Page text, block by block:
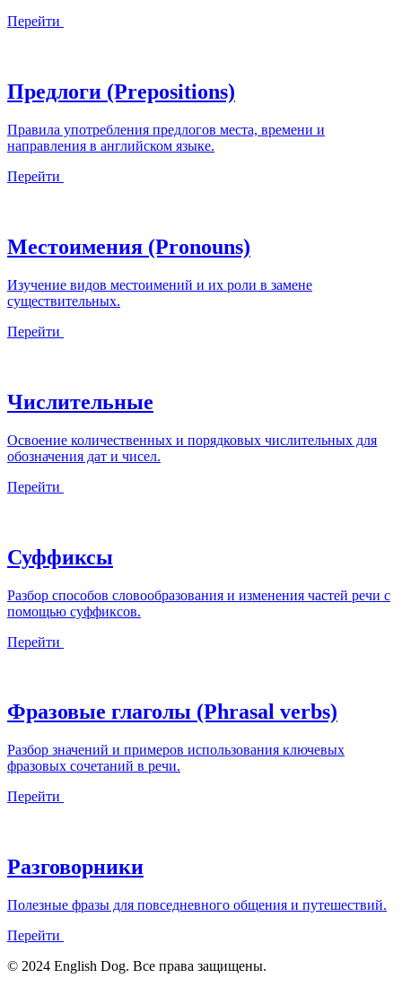
Перейти
Предлоги (Prepositions)
Правила употребления предлогов места, времени и
направления в английском языке.
Перейти
Местоимения (Pronouns)
Изучение видов местоимений и их роли в замене
существительных.
Перейти
Числительные
Освоение количественных и порядковых числительных для
обозначения дат и чисел.
Перейти
Суффиксы
Разбор способов словообразования и изменения частей речи с
помощью суффиксов.
Перейти
Фразовые глаголы (Phrasal verbs)
Разбор значений и примеров использования ключевых
фразовых сочетаний в речи.
Перейти
Разговорники
Полезные фразы для повседневного общения и путешествий.
Перейти
© 2024 English Dog. Все права защищены.